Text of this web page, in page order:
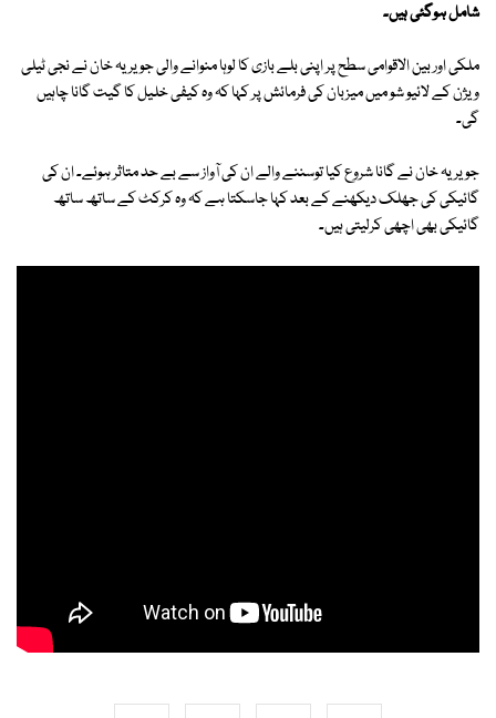
شامل ہوگئی ہیں۔
ملکی اور بین الاقوامی سطح پر اپنی بلے بازی کا لوہا منوانے والی جویریہ خان نے نجی ٹیلی
ویژن کے لائیو شو میں میزبان کی فرمائش پر کہا کہ وہ کیفی خلیل کا گیت گانا چاہیں
گی۔
جویریہ خان نے گانا شروع کیا توسننے والے ان کی آواز سے بے حد متاثر ہوئے۔ ان کی
گائیکی کی جھلک دیکھنے کے بعد کہا جاسکتا ہے کہ وہ کرکٹ کے ساتھ ساتھ
گائیکی بھی اچھی کرلیتی ہیں۔